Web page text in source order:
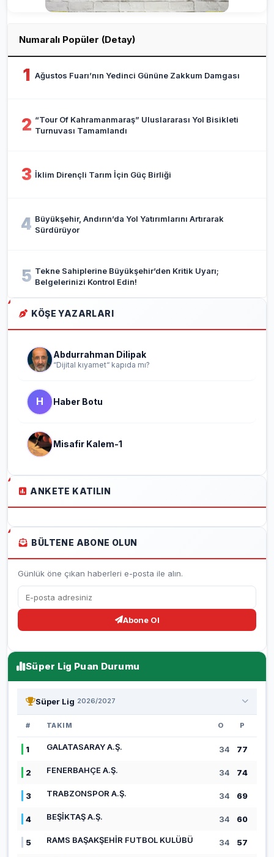
Numaralı Popüler (Detay)
1 Ağustos Fuarı’nın Yedinci Gününe Zakkum Damgası
2 “Tour Of Kahramanmaraş” Uluslararası Yol Bisikleti
Turnuvası Tamamlandı
3 İklim Dirençli Tarım İçin Güç Birliği
4 Büyükşehir, Andırın’da Yol Yatırımlarını Artırarak
Sürdürüyor
5 Tekne Sahiplerine Büyükşehir’den Kritik Uyarı;
Belgelerinizi Kontrol Edin!
KÖŞE YAZARLARI
Abdurrahman Dilipak
“Dijital kıyamet“ kapıda mı?
H Haber Botu
Misafir Kalem-1
ANKETE KATILIN
BÜLTENE ABONE OLUN
Günlük öne çıkan haberleri e-posta ile alın.
Abone Ol
Süper Lig Puan Durumu
Süper Lig 2026/2027
# TAKIM O P
1 GALATASARAY A.Ş. 34 77
2 FENERBAHÇE A.Ş. 34 74
3 TRABZONSPOR A.Ş. 34 69
4 BEŞİKTAŞ A.Ş. 34 60
5 RAMS BAŞAKŞEHİR FUTBOL KULÜBÜ 34 57